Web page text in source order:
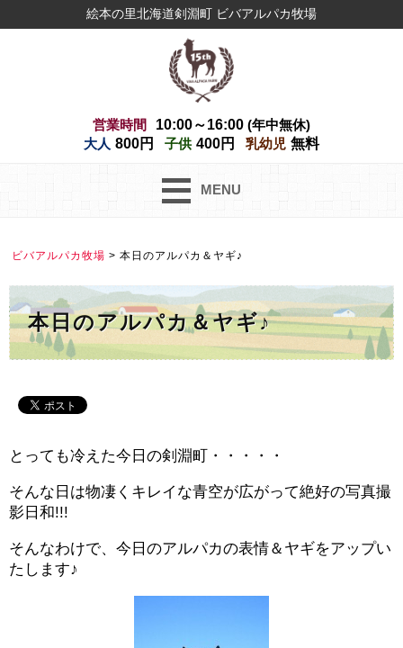
絵本の里北海道剣淵町 ビバアルパカ牧場
営業時間 10:00～16:00 (年中無休)
大人 800円 子供 400円 乳幼児 無料
MENU
ビバアルパカ牧場 > 本日のアルパカ＆ヤギ♪
本日のアルパカ＆ヤギ♪
とっても冷えた今日の剣淵町・・・・・
そんな日は物凄くキレイな青空が広がって絶好の写真撮
影日和!!!
そんなわけで、今日のアルパカの表情＆ヤギをアップい
たします♪